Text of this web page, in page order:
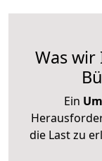
Was
Ein
die Last zu